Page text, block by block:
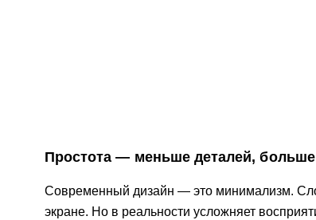
Простота — меньше деталей,
Современный дизайн — это минимализм.
экране. Но в реальности усложняет